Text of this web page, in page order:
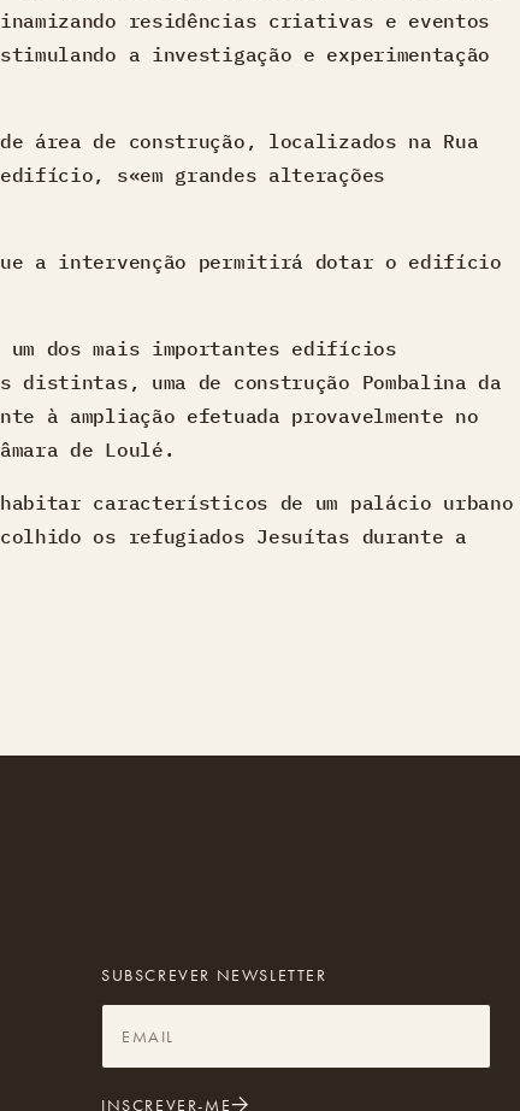
residências criativas e eventos
a investigação e experimentação
área de construção, localizados na Rua
s«em grandes alterações
a intervenção permitirá dotar o edifício
dos mais importantes edifícios
uma de construção Pombalina da
à ampliação efetuada provavelmente no
de Loulé.
característicos de um palácio urbano
os refugiados Jesuítas durante a
SUBSCREVER NEWSLETTER
INSCREVER-ME